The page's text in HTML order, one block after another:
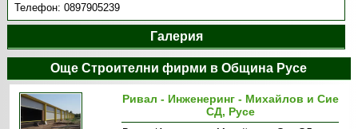
Телефон:0897905239
Галерия
Още Строителни фирми в Община Русе
Ривал - Инженеринг - Михайлов и Сие
СД, Русе